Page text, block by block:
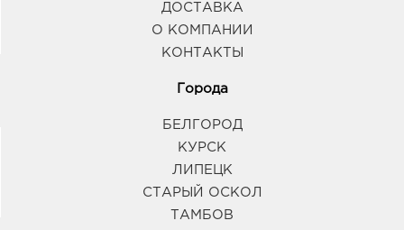
ДОСТАВКА
О КОМПАНИИ
КОНТАКТЫ
Города
БЕЛГОРОД
КУРСК
ЛИПЕЦК
СТАРЫЙ ОСКОЛ
ТАМБОВ